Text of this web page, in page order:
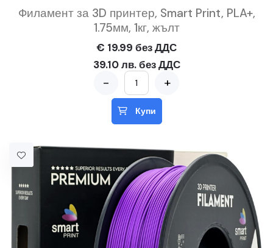
Филамент за 3D принтер, Smart Print, PLA+,
1.75мм, 1кг, жълт
€ 19.99 без ДДС
39.10 лв. без ДДС
- +
Купи